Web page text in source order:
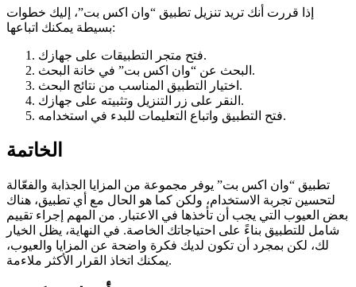
إذا قررت أنك تريد تنزيل تطبيق “وان اكس بت”، إليك خطوات
بسيطة يمكنك اتباعها:
فتح متجر التطبيقات على جهازك.
البحث عن “وان اكس بت” في خانة البحث.
اختيار التطبيق المناسب من نتائج البحث.
النقر على زر التنزيل وتثبيته على جهازك.
فتح التطبيق واتباع التعليمات للبدء في استخدامه.
الخاتمة
تطبيق “وان اكس بت” يوفر مجموعة من المزايا الجذابة والفعّالة
لتحسين تجربة الاستخدام، ولكن كما هو الحال مع أي تطبيق، هناك
بعض العيوب التي يجب أن تأخذها في الاعتبار. من المهم إجراء تقييم
شامل للتطبيق بناءً على احتياجاتك الخاصة. في النهاية، يظل الخيار
لك، لكن بمجرد أن تكون لديك فكرة واضحة عن المزايا والعيوب،
يمكنك اتخاذ القرار الأكثر ملاءمة.